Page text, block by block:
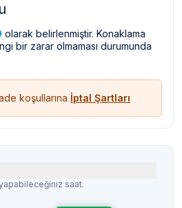
olarak belirlenmiştir. Konaklama
bir zarar olmaması durumunda
koşullarına İptal Şartları
saat.